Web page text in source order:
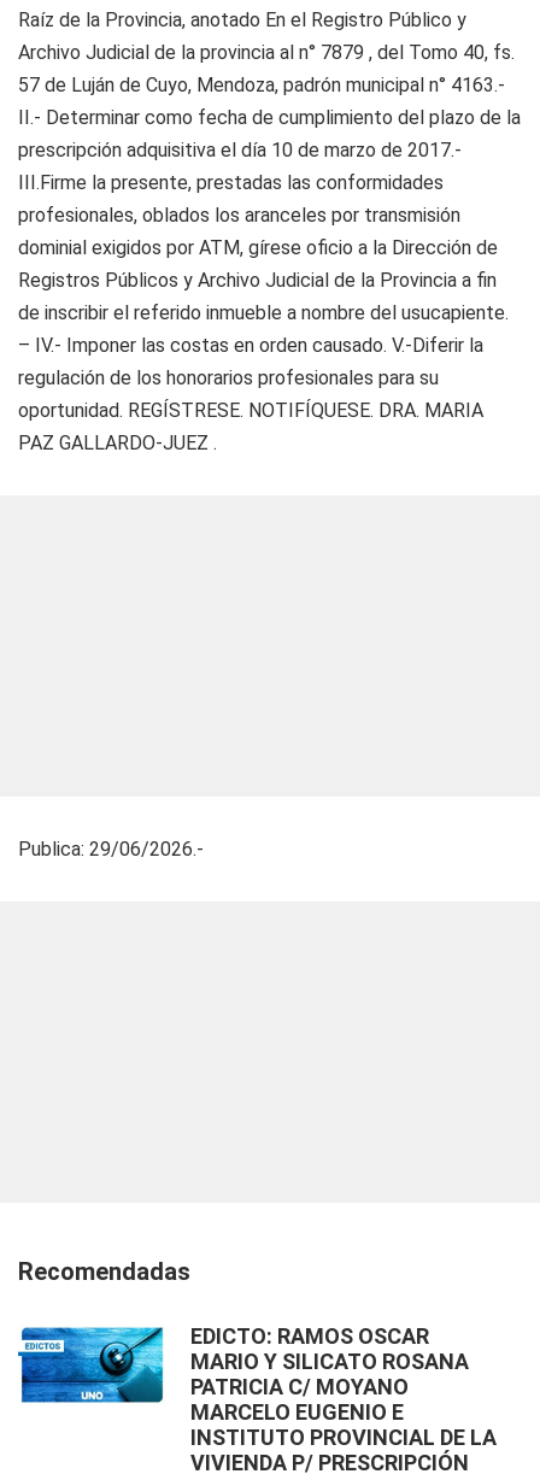
Raíz de la Provincia, anotado En el Registro Público y
Archivo Judicial de la provincia al n° 7879 , del Tomo 40, fs.
57 de Luján de Cuyo, Mendoza, padrón municipal n° 4163.-
II.- Determinar como fecha de cumplimiento del plazo de la
prescripción adquisitiva el día 10 de marzo de 2017.-
III.Firme la presente, prestadas las conformidades
profesionales, oblados los aranceles por transmisión
dominial exigidos por ATM, gírese oficio a la Dirección de
Registros Públicos y Archivo Judicial de la Provincia a fin
de inscribir el referido inmueble a nombre del usucapiente.
– IV.- Imponer las costas en orden causado. V.-Diferir la
regulación de los honorarios profesionales para su
oportunidad. REGÍSTRESE. NOTIFÍQUESE. DRA. MARIA
PAZ GALLARDO-JUEZ .
Publica: 29/06/2026.-
Recomendadas
EDICTO: RAMOS OSCAR
MARIO Y SILICATO ROSANA
PATRICIA C/ MOYANO
MARCELO EUGENIO E
INSTITUTO PROVINCIAL DE LA
VIVIENDA P/ PRESCRIPCIÓN